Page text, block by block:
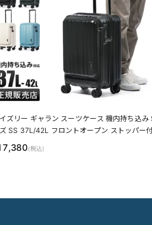
ズリー ギャラン スーツケース 機内持ち込み
SS 37L/42L フロントオープン ストッパー
張機能付き wise:ly GALANT 338-2551
(税込)